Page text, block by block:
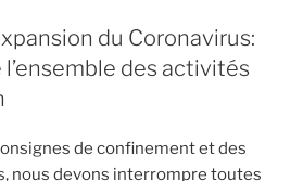
du Coronavirus:
des activités
de confinement et des
nous devons interrompre toutes